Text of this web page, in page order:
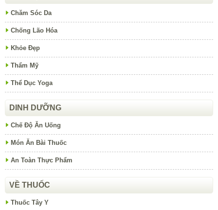
Chăm Sóc Da
Chống Lão Hóa
Khỏe Đẹp
Thẩm Mỹ
Thể Dục Yoga
DINH DƯỠNG
Chế Độ Ăn Uống
Món Ăn Bài Thuốc
An Toàn Thực Phẩm
VỀ THUỐC
Thuốc Tây Y